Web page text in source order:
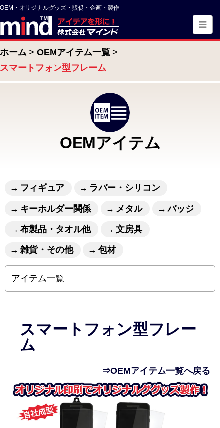
OEM・オリジナルグッズ・販促・企画・製作
ホーム
OEMアイテム一覧
スマートフォン型フレーム
OEMアイテム
フィギュア ラバー・シリコン
キーホルダー関係 メタル バッジ
布製品・タオル他 文房具
雑貨・その他 包材
アイテム一覧
スマートフォン型フレー
ム
⇒OEMアイテム一覧へ戻る